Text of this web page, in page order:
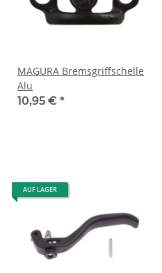
MAGURA Bremsgriffschelle
Alu
10,95 € *
AUF LAGER